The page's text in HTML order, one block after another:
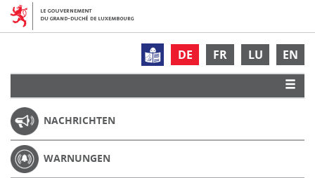
DE FR LU EN
NACHRICHTEN
WARNUNGEN